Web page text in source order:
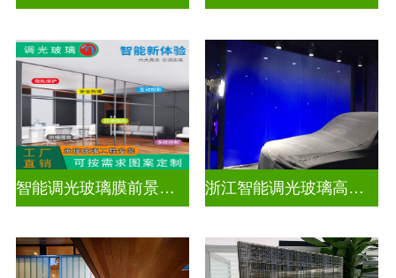
智能调光玻璃膜前景如何 浙江智能调光玻璃高隔间拆装